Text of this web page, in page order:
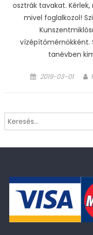
osztrák tavakat.
mivel foglalkozol!
vízépítőmérnökként.
tanévben
Posted
2019-03-01
Keresés: